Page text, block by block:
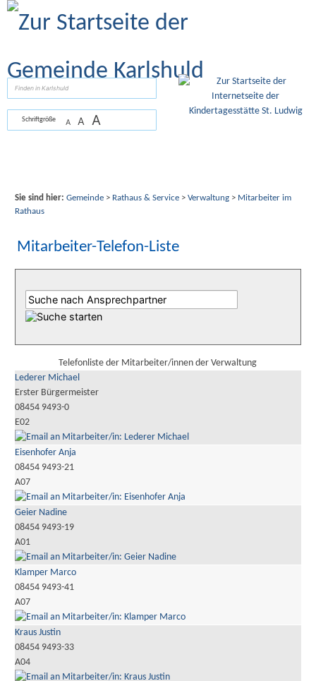
Zum Inhalt
Schriftgröße A A A
Sie sind hier: Gemeinde> Rathaus & Service> Verwaltung> Mitarbeiter im
Rathaus
Mitarbeiter-Telefon-Liste
Telefonliste der Mitarbeiter/innen der Verwaltung
Lederer Michael
Erster Bürgermeister
08454 9493-0
E02
Eisenhofer Anja
08454 9493-21
A07
Geier Nadine
08454 9493-19
A01
Klamper Marco
08454 9493-41
A07
Kraus Justin
08454 9493-33
A04